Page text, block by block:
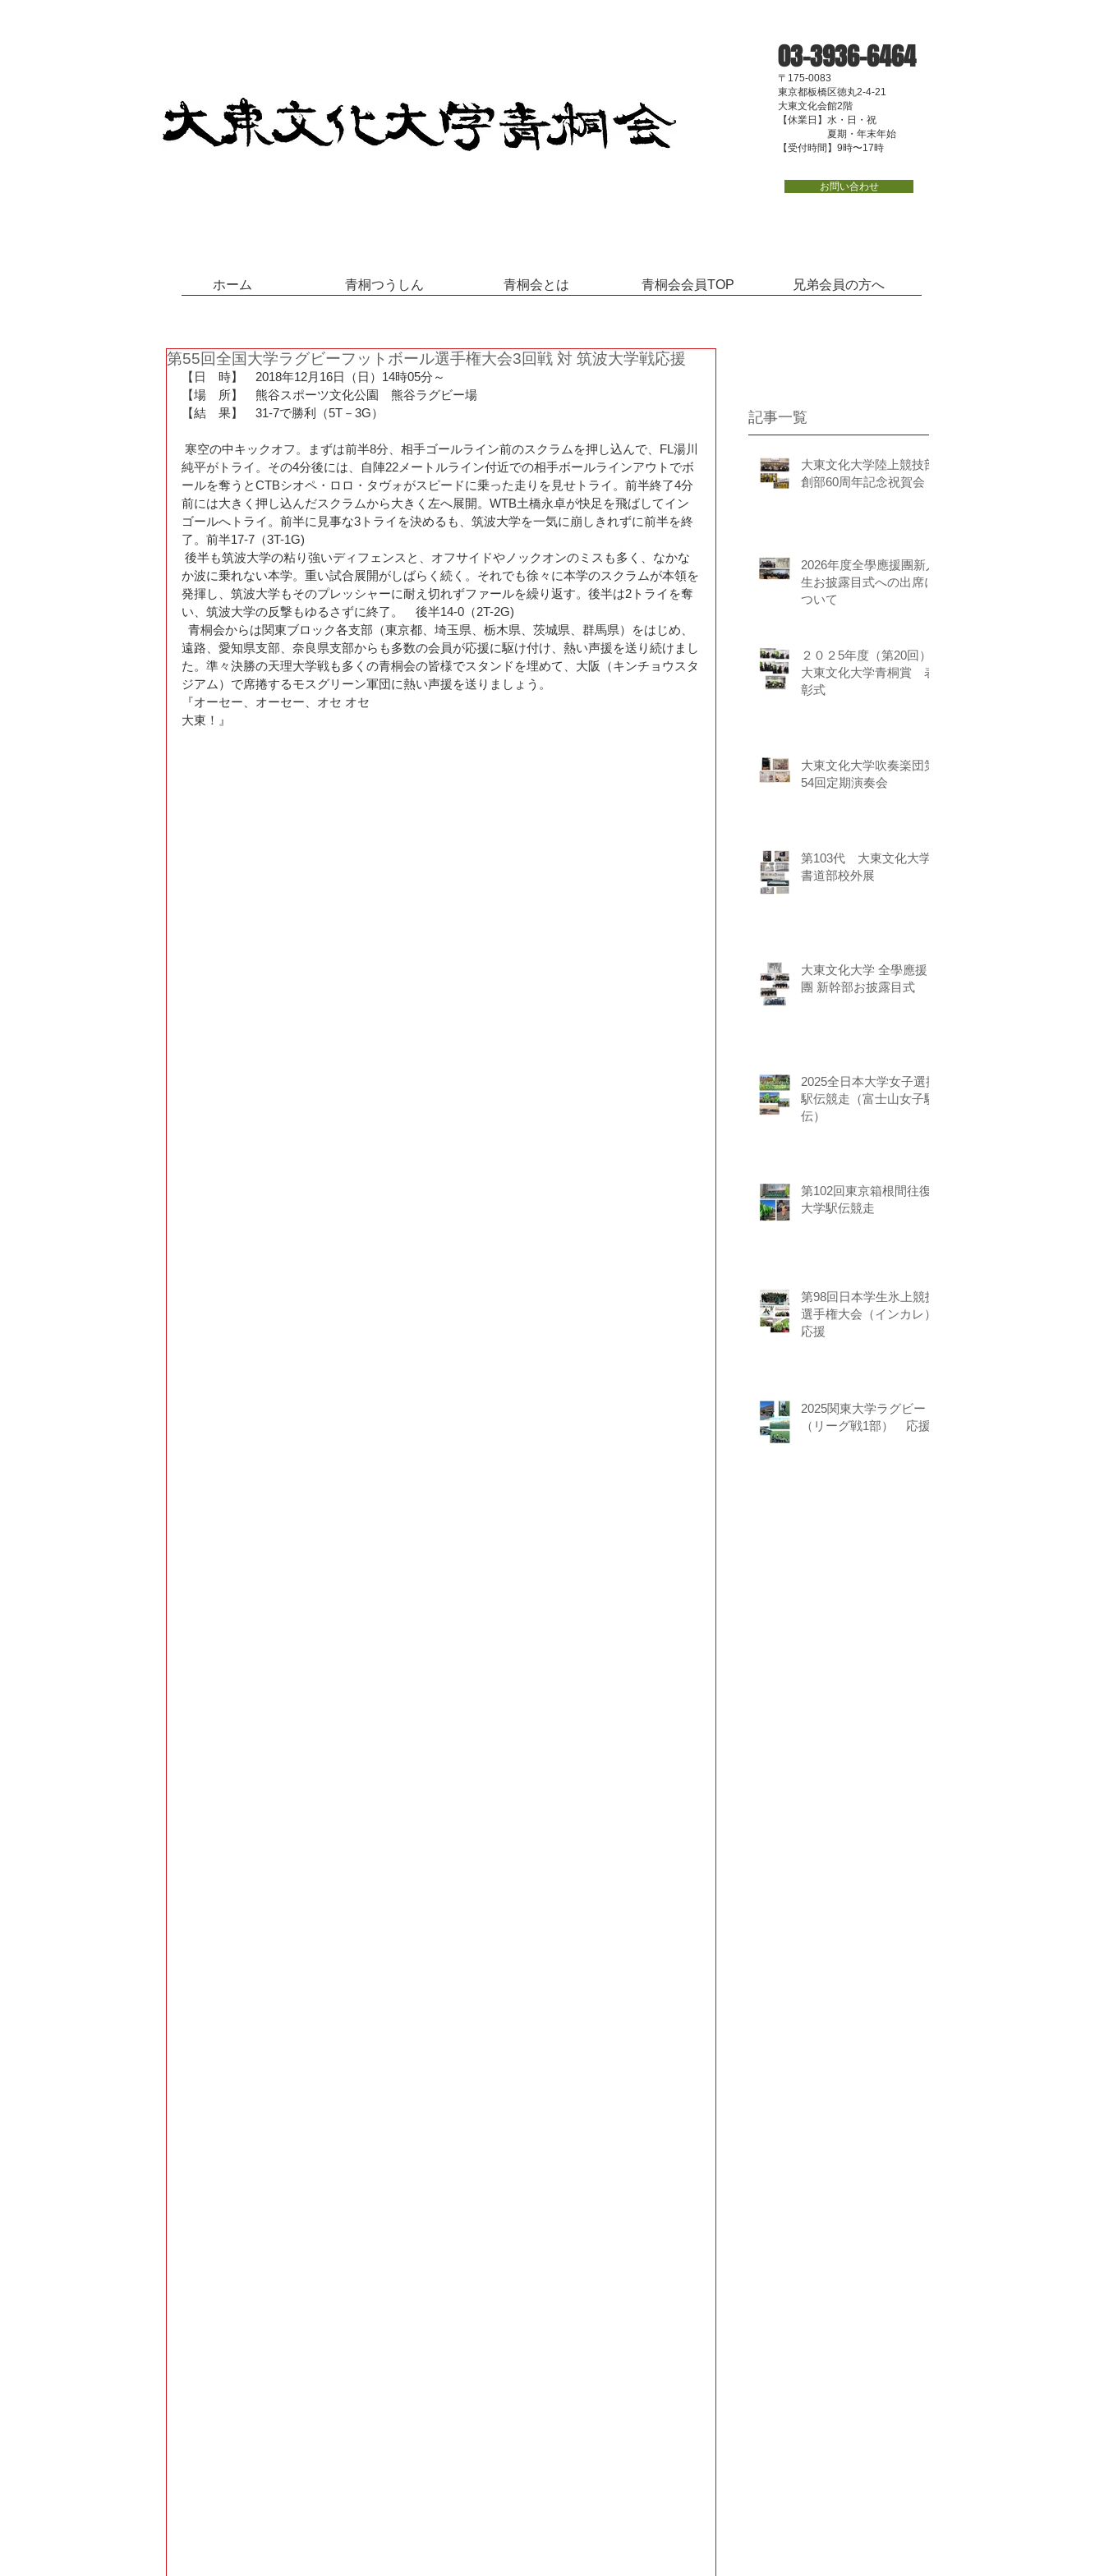
〒175-0083
東京都板橋区徳丸2-4-21
大東文化会館2階
【休業日】水・日・祝
夏期・年末年始
【受付時間】9時〜17時
03-3936-6464
お問い合わせ
ホーム 青桐つうしん 青桐会とは 青桐会会員TOP 兄弟会員の方へ
第55回全国大学ラグビーフットボール選手権大会3回戦 対 筑波大学戦応援
【日　時】　2018年12月16日（日）14時05分～
【場　所】　熊谷スポーツ文化公園　熊谷ラグビー場
【結　果】　31-7で勝利（5T－3G）
純平がトライ。その4分後には、自陣22メートルライン付近での相手ボールラインアウトでボ
ールを奪うとCTBシオペ・ロロ・タヴォがスピードに乗った走りを見せトライ。前半終了4分
前には大きく押し込んだスクラムから大きく左へ展開。WTB土橋永卓が快足を飛ばしてイン
ゴールへトライ。前半に見事な3トライを決めるも、筑波大学を一気に崩しきれずに前半を終
了。前半17-7（3T-1G)
か波に乗れない本学。重い試合展開がしばらく続く。それでも徐々に本学のスクラムが本領を
発揮し、筑波大学もそのプレッシャーに耐え切れずファールを繰り返す。後半は2トライを奪
い、筑波大学の反撃もゆるさずに終了。　後半14-0（2T-2G)
遠路、愛知県支部、奈良県支部からも多数の会員が応援に駆け付け、熱い声援を送り続けまし
た。準々決勝の天理大学戦も多くの青桐会の皆様でスタンドを埋めて、大阪（キンチョウスタ
ジアム）で席捲するモスグリーン軍団に熱い声援を送りましょう。
『オーセー、オーセー、オセ オセ
大東！』
記事一覧
大東文化大学陸上競技部
創部60周年記念祝賀会
2026年度全學應援團新入
生お披露目式への出席に
ついて
２０２5年度（第20回）
大東文化大学青桐賞 表
彰式
大東文化大学吹奏楽団第
54回定期演奏会
第103代 大東文化大学
書道部校外展
大東文化大学 全學應援
團 新幹部お披露目式
2025全日本大学女子選抜
駅伝競走（富士山女子駅
伝）
第102回東京箱根間往復
大学駅伝競走
第98回日本学生氷上競技
選手権大会（インカレ）
応援
2025関東大学ラグビー
（リーグ戦1部） 応援